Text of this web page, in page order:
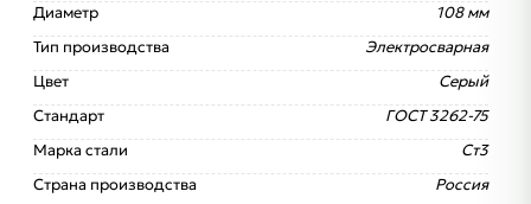
Диаметр
108 мм
Тип производства
Электросварная
Цвет
Серый
Стандарт
ГОСТ 3262-75
Марка стали
Ст3
Страна производства
Россия